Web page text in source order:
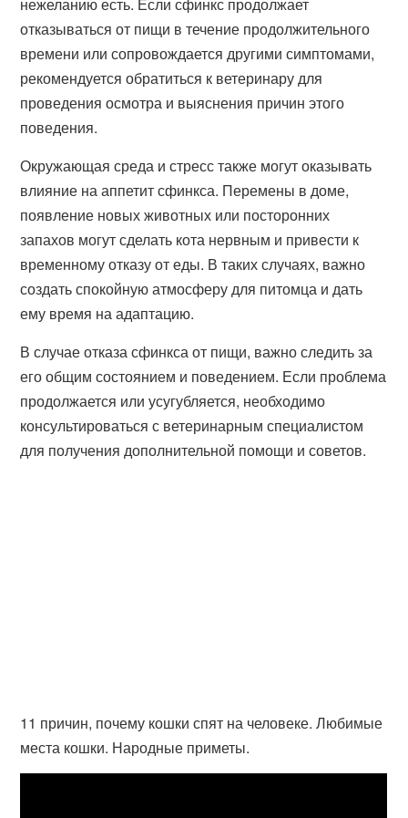
отказываться от пищи в течение продолжительного
времени или сопровождается другими симптомами,
рекомендуется обратиться к ветеринару для
проведения осмотра и выяснения причин этого
поведения.
Окружающая среда и стресс также могут оказывать
влияние на аппетит сфинкса. Перемены в доме,
появление новых животных или посторонних
запахов могут сделать кота нервным и привести к
временному отказу от еды. В таких случаях, важно
создать спокойную атмосферу для питомца и дать
ему время на адаптацию.
В случае отказа сфинкса от пищи, важно следить за
его общим состоянием и поведением. Если проблема
продолжается или усугубляется, необходимо
консультироваться с ветеринарным специалистом
для получения дополнительной помощи и советов.
11 причин, почему кошки спят на человеке. Любимые
места кошки. Народные приметы.